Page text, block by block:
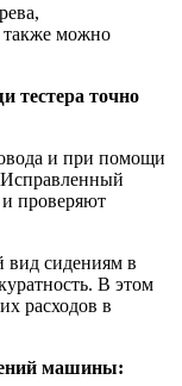
также можно
тестера точно
и при помощи
Исправленный
и проверяют
вид сидениям в
В этом
расходов в
машины: